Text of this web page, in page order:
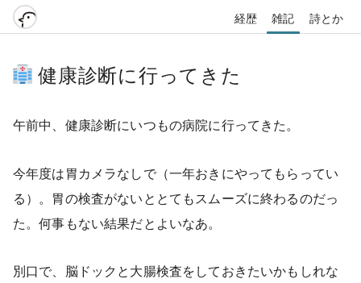
経歴 雑記 詩とか
健康診断に行ってきた
午前中、健康診断にいつもの病院に行ってきた。
今年度は胃カメラなしで（一年おきにやってもらってい
る）。胃の検査がないととてもスムーズに終わるのだっ
た。何事もない結果だとよいなあ。
別口で、脳ドックと大腸検査をしておきたいかもしれな